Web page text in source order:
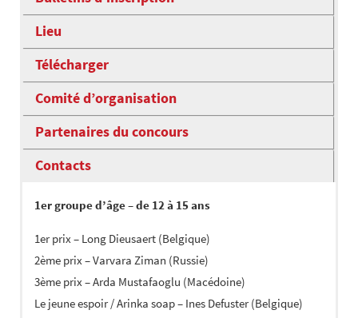
Lieu
Télécharger
Comité d’organisation
Partenaires du concours
Contacts
1er groupe d’âge – de 12 à 15 ans
1er prix – Long Dieusaert (Belgique)
2ème prix – Varvara Ziman (Russie)
3ème prix – Arda Mustafaoglu (Macédoine)
Le jeune espoir / Arinka soap – Ines Defuster (Belgique)